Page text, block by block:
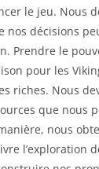
le jeu. Nous
nos décisions
Prendre le
pour les
riches. Nous
que nous
nous
l’exploration